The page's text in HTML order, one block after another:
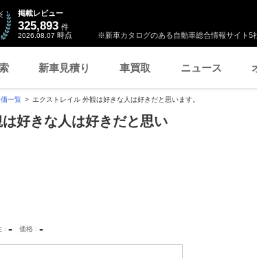
※新車カタログのある自動車総合情報サイト5
掲載レビュー
325,893 件
2026.08.07 時点
新車見積り 車買取 ニュース
一覧 エクストレイル 外観は好きな人は好きだと思います。
好きな人は好きだと思い
- 価格 -